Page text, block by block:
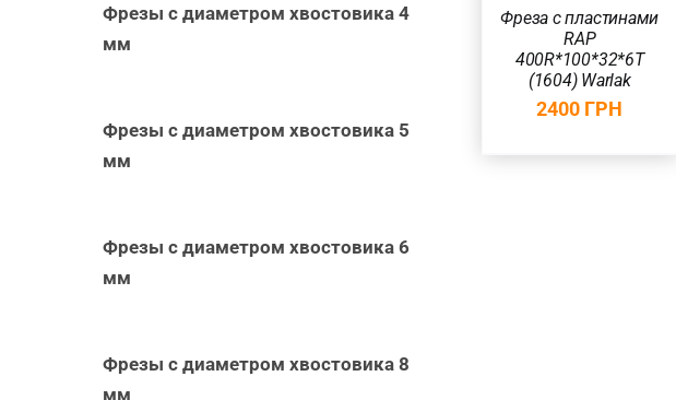
Фреза с пластинами
RAP
400R*100*32*6T
(1604) Warlak
2400 ГРН
Фрезы с диаметром хвостовика 4
мм
Фрезы с диаметром хвостовика 5
мм
Фрезы с диаметром хвостовика 6
мм
Фрезы с диаметром хвостовика 8
мм